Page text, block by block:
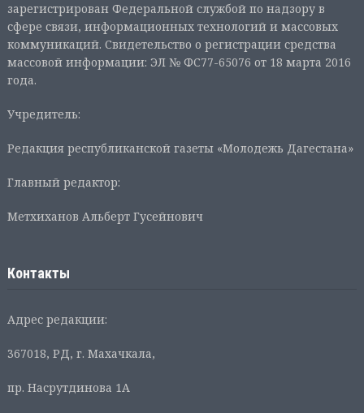
зарегистрирован Федеральной службой по надзору в
сфере связи, информационных технологий и массовых
коммуникаций. Свидетельство о регистрации средства
массовой информации: ЭЛ № ФС77-65076 от 18 марта 2016
года.
Учредитель:
Редакция республиканской газеты «Молодежь Дагестана»
Главный редактор:
Метхиханов Альберт Гусейнович
Контакты
Адрес редакции:
367018, РД, г. Махачкала,
пр. Насрутдинова 1А